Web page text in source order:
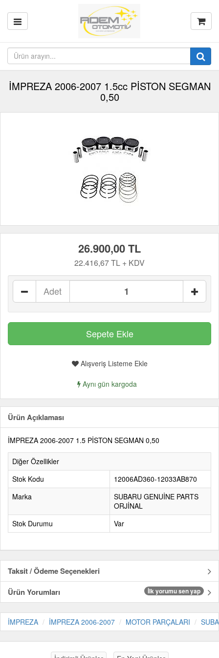
İMPREZA 2006-2007 1.5cc PİSTON SEGMAN
0,50
26.900,00 TL
22.416,67 TL + KDV
Adet
Alışveriş Listeme Ekle
Aynı gün kargoda
Ürün Açıklaması
İMPREZA 2006-2007 1.5 PİSTON SEGMAN 0,50
Diğer Özellikler
Stok Kodu
12006AD360-12033AB870
Marka
SUBARU GENUİNE PARTS
ORJİNAL
Stok Durumu
Var
Taksit / Ödeme Seçenekleri
Ürün Yorumları
İlk yorumu sen yap
İMPREZA İMPREZA 2006-2007 MOTOR PARÇALARI